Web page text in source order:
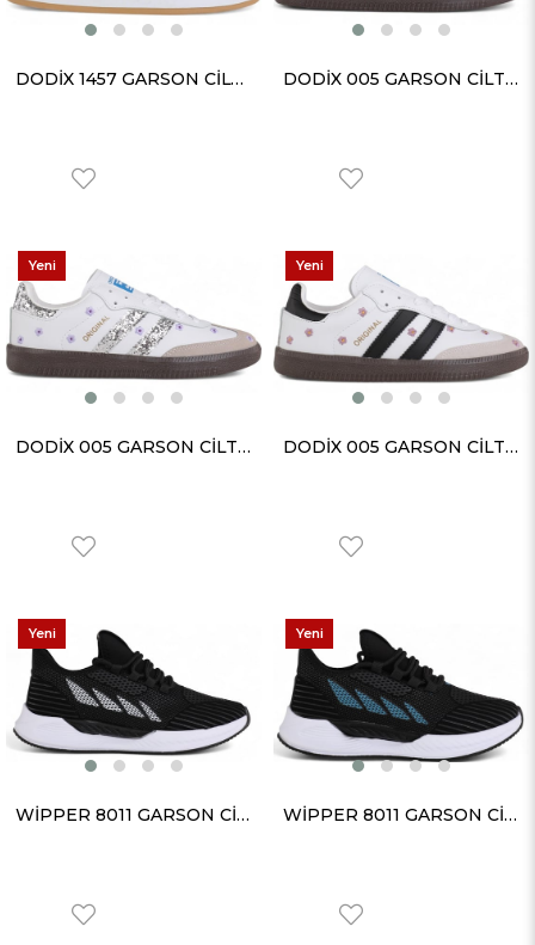
DODİX 1457 GARSON CİLT BEYAZ YEŞİL DODİX 005 GARSON CİLT SİYAH BEYAZ
DODİX 005 GARSON CİLT BEYAZ GÜMÜŞ
Yeni
Ürün
DODİX 005 GARSON CİLT BEYAZ SİYAH
Yeni
Ürün
WİPPER 8011 GARSON CİLT SİYAH BEYAZ
Yeni
Ürün
WİPPER 8011 GARSON CİLT SİYAH PETROL
Yeni
Ürün